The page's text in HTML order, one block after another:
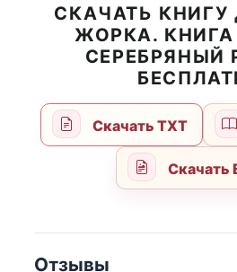
СКАЧАТЬ КНИГУ
ЖОРКА. КНИГА
СЕРЕБРЯНЫЙ
Скачать TXT
Скачать
Отзывы